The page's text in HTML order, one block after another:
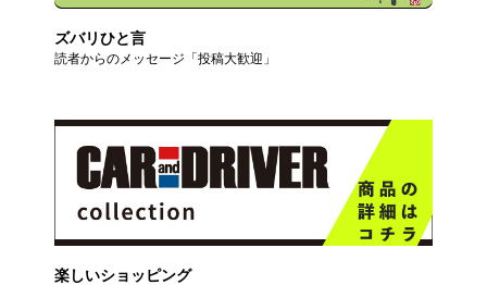
ズバリひと言
読者からのメッセージ「投稿大歓迎」
楽しいショッピング